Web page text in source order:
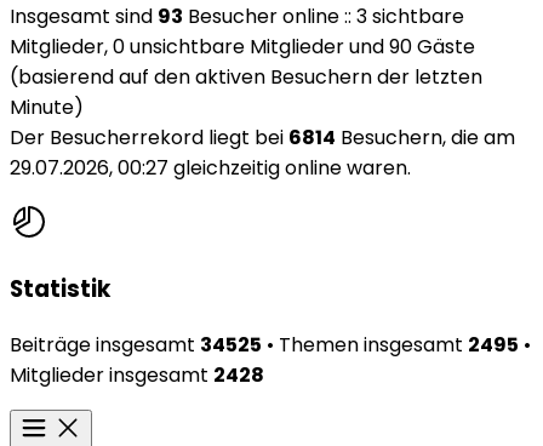
Insgesamt sind 93 Besucher online :: 3 sichtbare
Mitglieder, 0 unsichtbare Mitglieder und 90 Gäste
(basierend auf den aktiven Besuchern der letzten
Minute)
Der Besucherrekord liegt bei 6814 Besuchern, die am
29.07.2026, 00:27 gleichzeitig online waren.
Statistik
Beiträge insgesamt 34525 • Themen insgesamt 2495 •
Mitglieder insgesamt 2428